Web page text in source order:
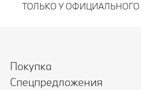
ТОЛЬКО У ОФИЦИАЛЬНОГО
Покупка
Спецпредложения